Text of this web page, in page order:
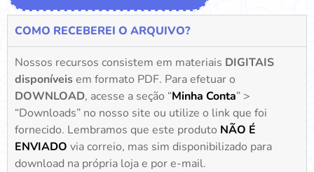
COMO RECEBEREI O ARQUIVO?
Nossos recursos consistem em materiais DIGITAIS
disponíveisem formato PDF. Para efetuar o
DOWNLOAD, acesse a seção “Minha Conta” >
“Downloads” no nosso site ou utilize o link que foi
fornecido. Lembramos que este produto NÃO É
ENVIADO via correio, mas sim disponibilizado para
download na própria loja e por e-mail.